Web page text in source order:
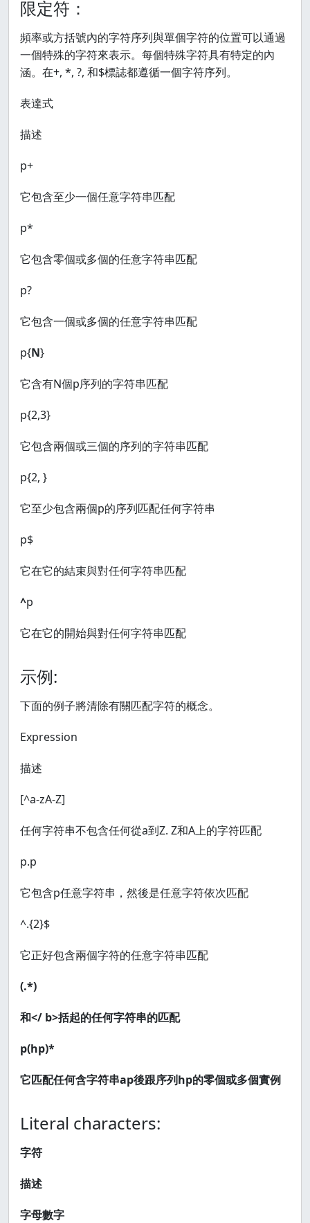
限定符：
頻率或方括號內的字符序列與單個字符的位置可以通過
一個特殊的字符來表示。每個特殊字符具有特定的內
涵。在+, *, ?, 和$標誌都遵循一個字符序列。
表達式
描述
p+
它包含至少一個任意字符串匹配
p*
它包含零個或多個的任意字符串匹配
p?
它包含一個或多個的任意字符串匹配
p{N}
它含有N個p序列的字符串匹配
p{2,3}
它包含兩個或三個的序列的字符串匹配
p{2, }
它至少包含兩個p的序列匹配任何字符串
p$
它在它的結束與對任何字符串匹配
^p
它在它的開始與對任何字符串匹配
示例:
下面的例子將清除有關匹配字符的概念。
Expression
描述
[^a-zA-Z]
任何字符串不包含任何從a到Z. Z和A上的字符匹配
p.p
它包含p任意字符串，然後是任意字符依次匹配
^.{2}$
它正好包含兩個字符的任意字符串匹配
(.*)
和</ b>括起的任何字符串的匹配
p(hp)*
它匹配任何含字符串ap後跟序列hp的零個或多個實例
Literal characters:
字符
描述
字母數字